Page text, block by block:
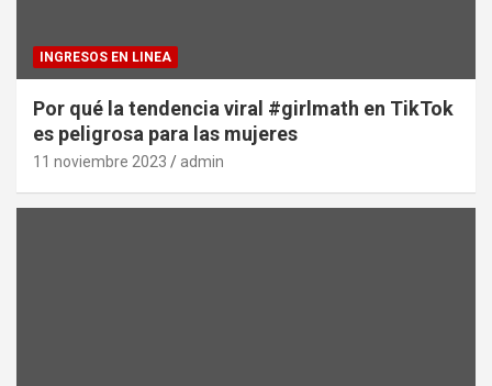
INGRESOS EN LINEA
Por qué la tendencia viral #girlmath en TikTok
es peligrosa para las mujeres
11 noviembre 2023 admin